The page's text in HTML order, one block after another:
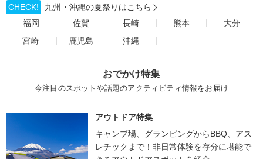
CHECK!
九州・沖縄の夏祭りはこちら
福岡
佐賀 長崎 熊本
大分
宮崎
鹿児島 沖縄
おでかけ特集
今注目のスポットや話題のアクティビティ情報をお届け
アウトドア特集
キャンプ場、グランピングからBBQ、アス
レチックまで！非日常体験を存分に堪能で